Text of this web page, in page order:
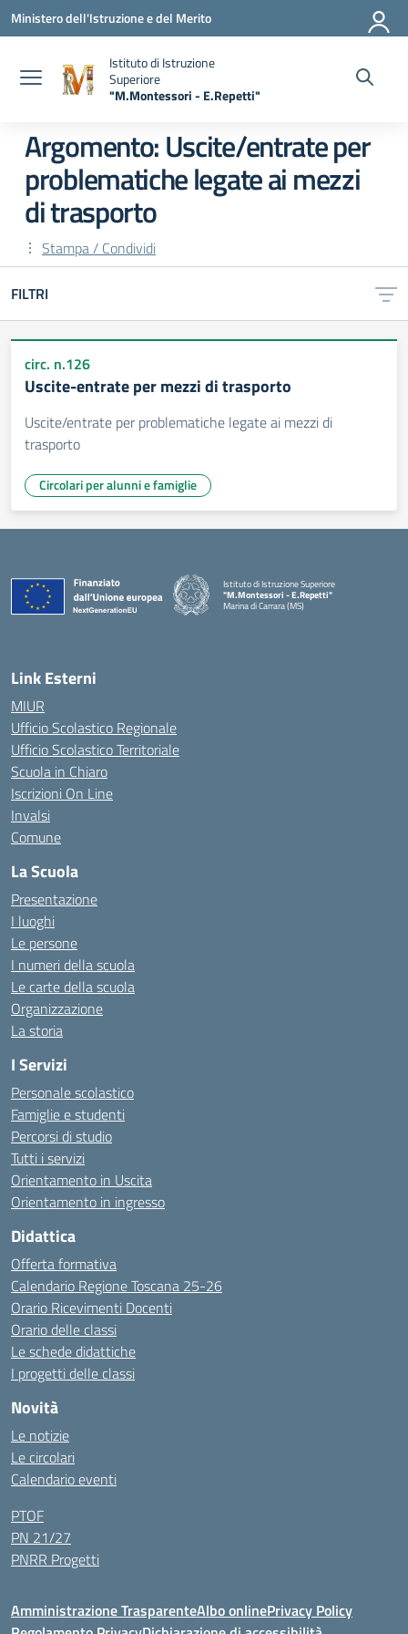
Vai ai contenuti
Vai al menu di navigazione
Vai al footer
Ministero dell'Istruzione e del Merito
Istituto di Istruzione
Superiore
"M.Montessori - E.Repetti"
Argomento: Uscite/entrate per
problematiche legate ai mezzi
di trasporto
Stampa / Condividi
FILTRI
circ. n.126
Uscite-entrate per mezzi di trasporto
Uscite/entrate per problematiche legate ai mezzi di
trasporto
Circolari per alunni e famiglie
Istituto di Istruzione Superiore
"M.Montessori - E.Repetti"
Marina di Carrara (MS)
Link Esterni
MIUR
Ufficio Scolastico Regionale
Ufficio Scolastico Territoriale
Scuola in Chiaro
Iscrizioni On Line
Invalsi
Comune
La Scuola
Presentazione
I luoghi
Le persone
I numeri della scuola
Le carte della scuola
Organizzazione
La storia
I Servizi
Personale scolastico
Famiglie e studenti
Percorsi di studio
Tutti i servizi
Orientamento in Uscita
Orientamento in ingresso
Didattica
Offerta formativa
Calendario Regione Toscana 25-26
Orario Ricevimenti Docenti
Orario delle classi
Le schede didattiche
I progetti delle classi
Novità
Le notizie
Le circolari
Calendario eventi
PTOF
PN 21/27
PNRR Progetti
Amministrazione TrasparenteAlbo onlinePrivacy Policy